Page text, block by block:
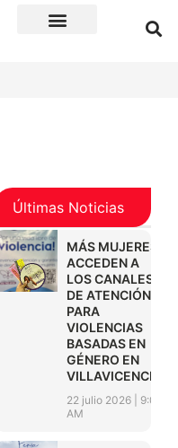
Últimas Noticias
MÁS MUJERES
ACCEDEN A
LOS CANALES
DE ATENCIÓN
PARA
VIOLENCIAS
BASADAS EN
GÉNERO EN
VILLAVICENCIO
22 julio 2026
9:01
AM